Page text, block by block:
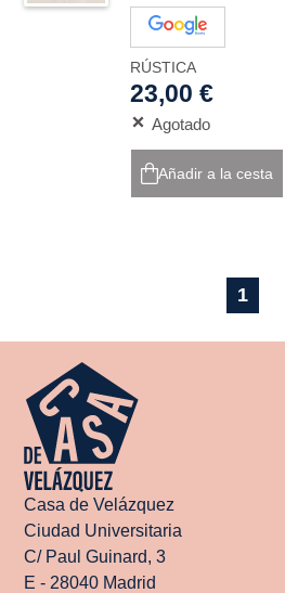
RÚSTICA
23,00 €
Agotado
Añadir a la cesta
1
Casa de Velázquez
Ciudad Universitaria
C/ Paul Guinard, 3
E - 28040 Madrid